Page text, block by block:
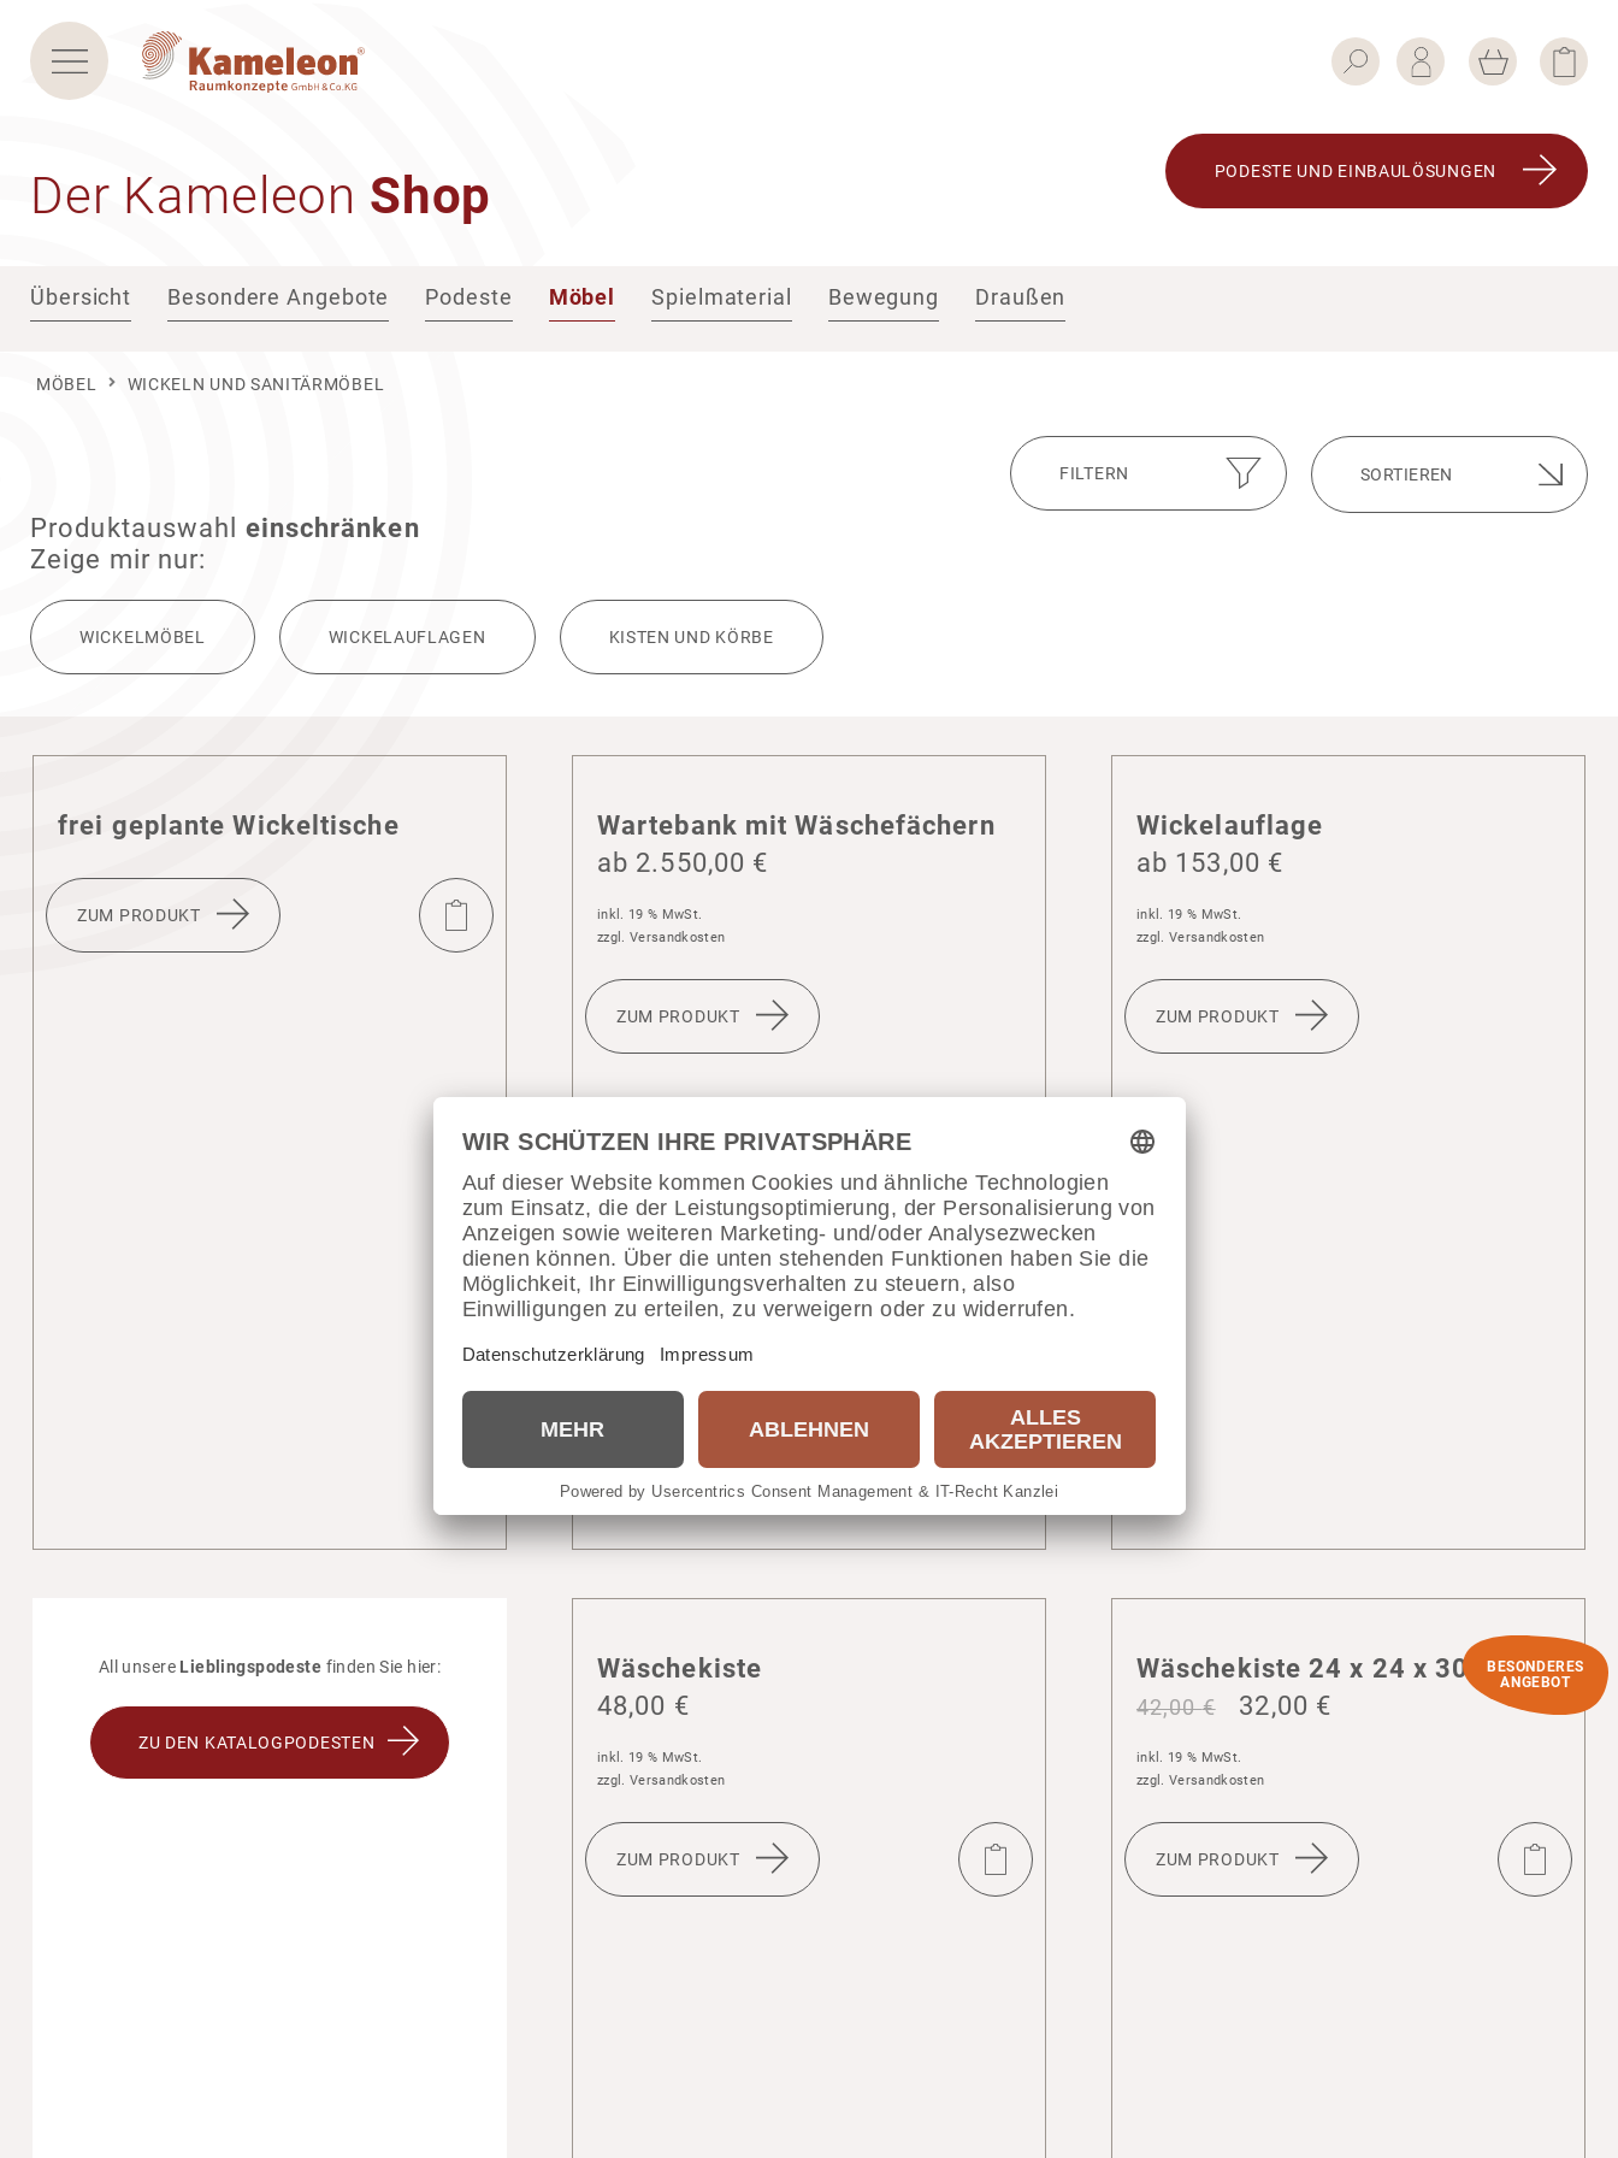
Der Kame­leon Shop
Übersicht Besondere Angebote Podeste Möbel Spielmaterial Bewegung Draußen
PODESTE UND EINBAU­LÖ­SUNGEN
MÖBEL WICKELN UND SANITÄRMÖBEL
FILTERN
Produkt­aus­wahl einschränken
Zeige mir nur:
WICKEL­MÖBEL WICKELAUF­LAGEN KISTEN UND KÖRBE
frei geplante Wickel­ti­sche
ZUM PRODUKT
Warte­bank mit Wäschefä­chern
ab 2.550,00 €
inkl. 19 % MwSt.
zzgl. Versandkosten
ZUM PRODUKT
Wickelauf­lage
ab 153,00 €
inkl. 19 % MwSt.
zzgl. Versandkosten
ZUM PRODUKT
All unsere Lieblingspodeste finden Sie hier:
ZU DEN KATALOGPODESTEN
Wäsche­kiste
48,00 €
inkl. 19 % MwSt.
zzgl. Versandkosten
ZUM PRODUKT
Wäsche­kiste 24 x 24 x 30 cmBESONDERES
ANGEBOT
42,00€ 32,00 €
inkl. 19 % MwSt.
zzgl. Versandkosten
ZUM PRODUKT